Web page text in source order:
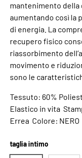
mantenimento della
aumentando così la
di energia. La
recupero fisico
riassorbimento
movimento e
sono le
Tessuto: 60%
Elastico in vita
Errea Colore: NERO
taglia intimo